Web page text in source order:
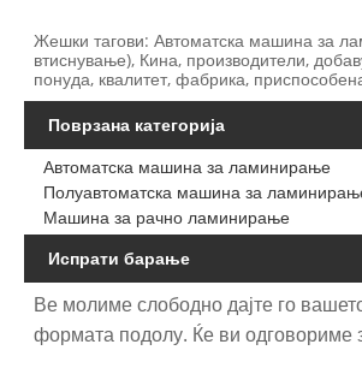
Жешки тагови: Автоматска машина за
втиснување), Кина, производители,
понуда, квалитет, фабрика,
Поврзана категорија
Автоматска машина за ламинирање
Полуавтоматска машина за
Машина за рачно ламинирање
Испрати барање
Ве молиме слободно дајте го
формата подолу. Ќе ви одговориме